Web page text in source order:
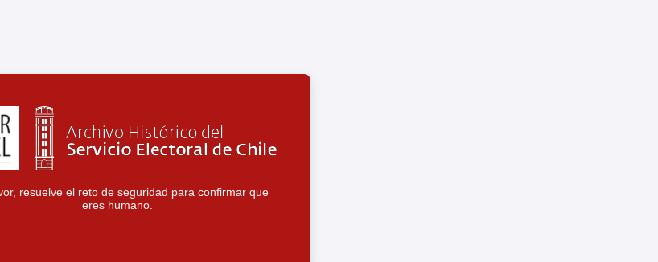
resuelve el reto de seguridad para confirmar que
eres humano.